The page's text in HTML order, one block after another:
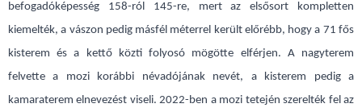
befogadóképesség 158-ról 145-re, mert az elsősort kompletten
kiemelték, a vászon pedig másfél méterrel került előrébb, hogy a 71 fős
kisterem és a kettő közti folyosó mögötte elférjen. A nagyterem
felvette a mozi korábbi névadójának nevét, a kisterem pedig a
kamaraterem elnevezést viseli. 2022-ben a mozi tetején szerelték fel az